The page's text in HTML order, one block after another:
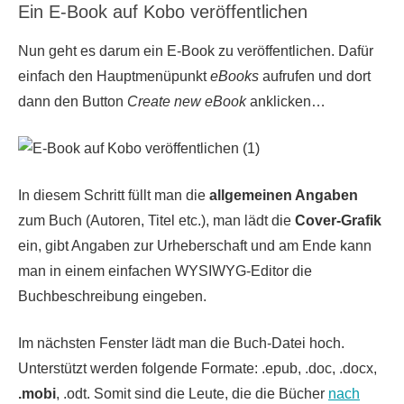
Ein E-Book auf Kobo veröffentlichen
Nun geht es darum ein E-Book zu veröffentlichen. Dafür
einfach den HauptmenüpunkteBooks aufrufen und dort
dann den Button Create new eBookanklicken…
In diesem Schritt füllt man die allgemeinen Angaben
zum Buch (Autoren, Titel etc.), man lädt die Cover-Grafik
ein, gibt Angaben zur Urheberschaft und am Ende kann
man in einem einfachen WYSIWYG-Editor die
Buchbeschreibung eingeben.
Im nächsten Fenster lädt man die Buch-Datei hoch.
Unterstützt werden folgende Formate: .epub, .doc, .docx,
.mobi, .odt. Somit sind die Leute, die die Bücher nach